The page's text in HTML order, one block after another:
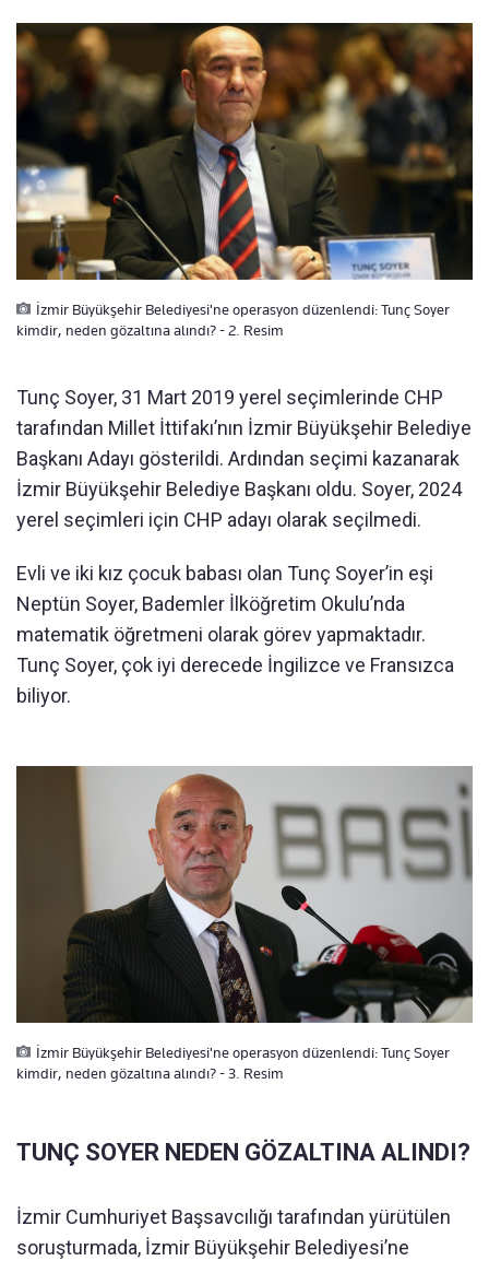
İzmir Büyükşehir Belediyesi'ne operasyon düzenlendi: Tunç Soyer
kimdir, neden gözaltına alındı? - 2. Resim
Tunç Soyer, 31 Mart 2019 yerel seçimlerinde CHP
tarafından Millet İttifakı’nın İzmir Büyükşehir Belediye
Başkanı Adayı gösterildi. Ardından seçimi kazanarak
İzmir Büyükşehir Belediye Başkanı oldu. Soyer, 2024
yerel seçimleri için CHP adayı olarak seçilmedi.
Evli ve iki kız çocuk babası olan Tunç Soyer’in eşi
Neptün Soyer, Bademler İlköğretim Okulu’nda
matematik öğretmeni olarak görev yapmaktadır.
Tunç Soyer, çok iyi derecede İngilizce ve Fransızca
biliyor.
İzmir Büyükşehir Belediyesi'ne operasyon düzenlendi: Tunç Soyer
kimdir, neden gözaltına alındı? - 3. Resim
TUNÇ SOYER NEDEN GÖZALTINA ALINDI?
İzmir Cumhuriyet Başsavcılığı tarafından yürütülen
soruşturmada, İzmir Büyükşehir Belediyesi’ne